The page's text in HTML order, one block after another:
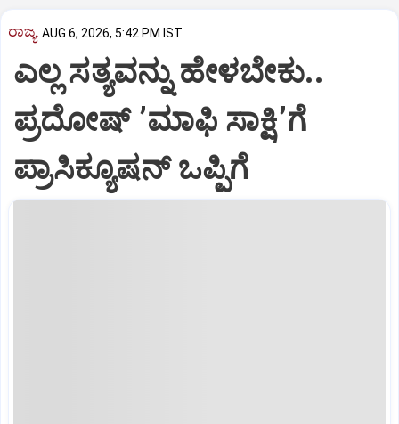
ರಾಜ್ಯ AUG 6, 2026, 5:42 PM IST
ಎಲ್ಲ ಸತ್ಯವನ್ನು ಹೇಳಬೇಕು..
ಪ್ರದೋಷ್‌ ʼಮಾಫಿ ಸಾಕ್ಷಿʼಗೆ
ಪ್ರಾಸಿಕ್ಯೂಷನ್ ಒಪ್ಪಿಗೆ